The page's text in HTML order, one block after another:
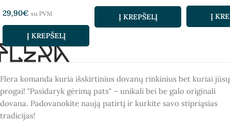
29,90€ su PVM
Į KREPŠELĮ
Į KREPŠELĮ Į
Flera komanda kuria išskirtinius dovanų rinkinius bet kuriai jūsų
progai! "Pasidaryk gėrimą pats" – unikali bei be galo originali
dovana. Padovanokite naują patirtį ir kurkite savo stipriąsias
tradicijas!